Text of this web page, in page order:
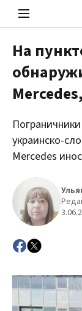
Стоп
Политика
На
украинско-
Mercedes